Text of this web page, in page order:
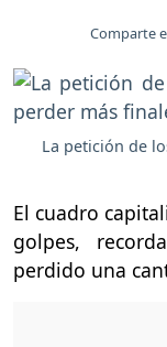
Comparte
La petición de
El cuadro
golpes,
perdido una